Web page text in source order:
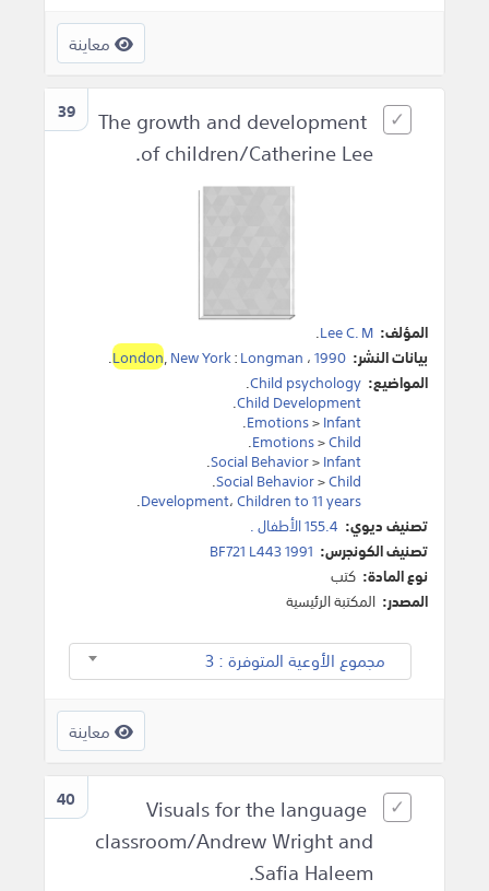
معاينة
39
The growth and development
of children/Catherine Lee.
المؤلف: Lee C. M
.
بيانات النشر:
London,New York:Longman ،1990
.
المواضيع: Child psychology
.
Child Development
.
Emotions>Infant
.
Emotions>Child
.
Social Behavior>Infant
.
Social Behavior>Child
.
Development،Children to 11 years
.
تصنيف ديوي: 155.4 الأطفال .
تصنيف الكونجرس: BF721 L443 1991
نوع المادة: كتب
المصدر: المكتبة الرئيسية
مجموع الأوعية المتوفرة : 3
معاينة
40
Visuals for the language
classroom/Andrew Wright and
Safia Haleem.